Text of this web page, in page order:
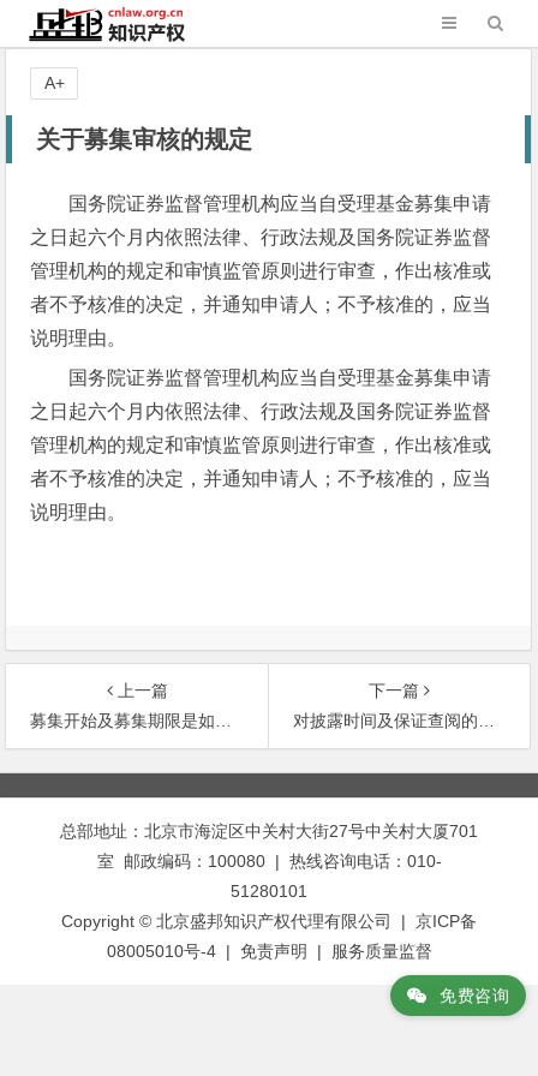
关于募集审核的规定
国务院证券监督管理机构应当自受理基金募集申请
之日起六个月内依照法律、行政法规及国务院证券监督
管理机构的规定和审慎监管原则进行审查，作出核准或
者不予核准的决定，并通知申请人；不予核准的，应当
说明理由。
国务院证券监督管理机构应当自受理基金募集申请
之日起六个月内依照法律、行政法规及国务院证券监督
管理机构的规定和审慎监管原则进行审查，作出核准或
者不予核准的决定，并通知申请人；不予核准的，应当
说明理由。
A+
上一篇
募集开始及募集期限是如何规定的？
下一篇
对披露时间及保证查阅的规定
文
章
总部地址：北京市海淀区中关村大街27号中关村大厦701
室 邮政编码：100080 | 热线咨询电话：010-
51280101
Copyright © 北京盛邦知识产权代理有限公司 | 京ICP备
08005010号-4 | 免责声明 | 服务质量监督
免费咨询